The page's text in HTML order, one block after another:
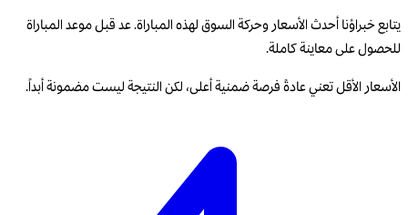
يتابع خبراؤنا أحدث الأسعار وحركة السوق لهذه المباراة. عد قبل موعد المباراة
للحصول على معاينة كاملة.
الأسعار الأقل تعني عادةً فرصة ضمنية أعلى، لكن النتيجة ليست مضمونة أبداً.